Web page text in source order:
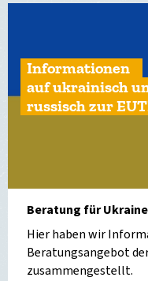
Informationen
auf ukrainisch
russisch zur
Beratung für
Hier haben wir
Beratungsangebot
zusammengestellt.